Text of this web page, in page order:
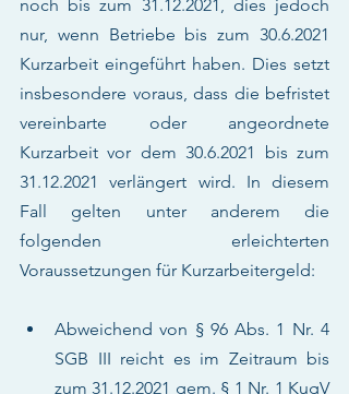
noch bis zum 31.12.2021, dies jedoch
nur, wenn Betriebe bis zum 30.6.2021
Kurzarbeit eingeführt haben. Dies setzt
insbesondere voraus, dass die befristet
vereinbarte oder angeordnete
Kurzarbeit vor dem 30.6.2021 bis zum
31.12.2021 verlängert wird. In diesem
Fall gelten unter anderem die
folgenden erleichterten
Voraussetzungen für Kurzarbeitergeld:
Abweichend von § 96 Abs. 1 Nr. 4
SGB III reicht es im Zeitraum bis
zum 31.12.2021 gem. § 1 Nr. 1 KugV